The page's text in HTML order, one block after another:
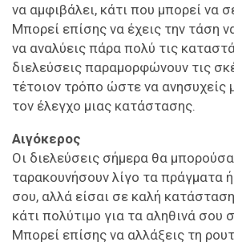
να αμφιβάλει, κάτι που μπορεί να
Μπορεί επίσης να έχεις την τάση
να αναλύεις πάρα πολύ τις
διελεύσεις παραμορφώνουν τις
τέτοιον τρόπο ώστε να ανησυχείς
τον έλεγχο μιας κατάστασης.
Αιγόκερος
Οι διελεύσεις σήμερα θα
ταρακουνήσουν λίγο τα πράγματα
σου, αλλά είσαι σε καλή
κάτι πολύτιμο για τα αληθινά σου
Μπορεί επίσης να αλλάξεις τη